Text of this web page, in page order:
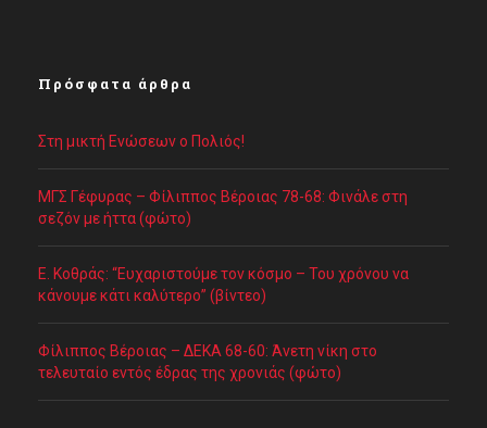
Πρόσφατα άρθρα
Στη μικτή Ενώσεων ο Πολιός!
ΜΓΣ Γέφυρας – Φίλιππος Βέροιας 78-68: Φινάλε στη
σεζόν με ήττα (φώτο)
Ε. Κοθράς: “Ευχαριστούμε τον κόσμο – Του χρόνου να
κάνουμε κάτι καλύτερο” (βίντεο)
Φίλιππος Βέροιας – ΔΕΚΑ 68-60: Άνετη νίκη στο
τελευταίο εντός έδρας της χρονιάς (φώτο)